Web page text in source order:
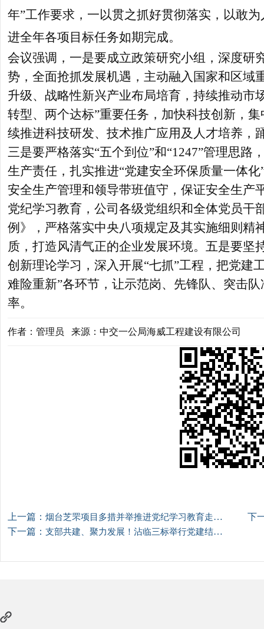
年”工作要求，一以贯之抓好贯彻落实，以敢
进全年各项目标任务如期完成。
会议强调，一是要成立政策研究小组，深度研
势，全面抢抓发展机遇，主动融入国家和区域
升级、战略性新兴产业布局培育，持续推动市
转型、两个达标”重要任务，加快科技创新，
续推进科技研发、技术推广应用及人才培养，
三是要严格落实“五个到位”和“1247”管理思路
生产责任，扎实推进“党建安全环保质量一体
安全生产管理和领导带班值守，保证安全生产
党纪学习教育，公司各级党组织和全体党员干
例》，严格落实中央八项规定及其实施细则精
质，打造风清气正的企业发展环境。五是要坚
创新理论学习，深入开展“七抓”工程，把党建
难险重新”各环节，让示范岗、先锋队、突击
率。
作者：管理员 来源：中交一公局海威工程建设有限公司
上一篇： 烟台芝罘项目多措并举推进党纪学习教育走深走实
下
下一篇： 支部共建、聚力发展！沾临三标举行党建结对共建签约仪式